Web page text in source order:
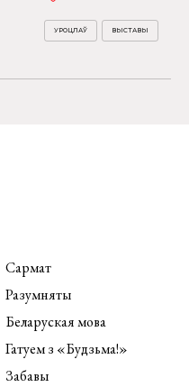
УРОЦЛАЎ ВЫСТАВЫ
Сармат
Разумняты
Беларуская мова
Гатуем з «Будзьма!»
Забавы